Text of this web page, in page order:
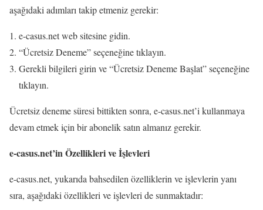
aşağıdaki adımları takip etmeniz gerekir:
e-casus.net web sitesine gidin.
“Ücretsiz Deneme” seçeneğine tıklayın.
Gerekli bilgileri girin ve “Ücretsiz Deneme Başlat” seçeneğine
tıklayın.
Ücretsiz deneme süresi bittikten sonra, e-casus.net’i kullanmaya
devam etmek için bir abonelik satın almanız gerekir.
e-casus.net’in Özellikleri ve İşlevleri
e-casus.net, yukarıda bahsedilen özelliklerin ve işlevlerin yanı
sıra, aşağıdaki özellikleri ve işlevleri de sunmaktadır: